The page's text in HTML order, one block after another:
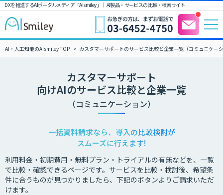
DXを推進するAIポータルメディア「AIsmiley」｜ AI製品・サービスの比較・検索サイト
AI・人工知能のAIsmiley TOP カスタマーサポートのサービス比較と企業一覧（コミュニケー
カスタマーサポート
向けAIのサービス比較と企業一覧
（コミュニケーション）
一括資料請求なら、導入の比較検討が
スムーズに行えます!
利用料金・初期費用・無料プラン・トライアルの有無などを、一覧
で比較・確認できるページです。サービスを比較・検討後、希望条
件に合うものが見つかりましたら、下記のボタンよりご請求いただ
けます。